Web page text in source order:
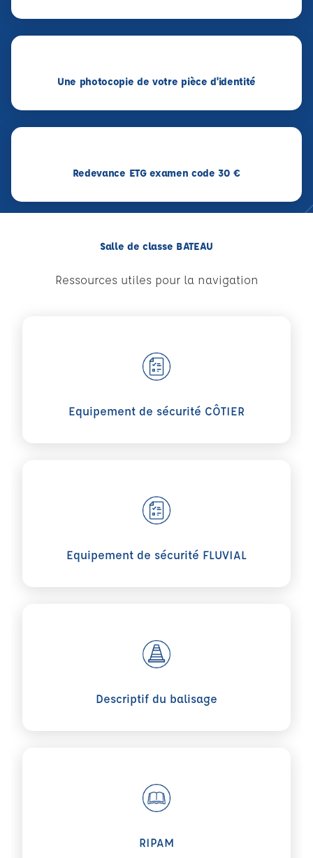
Une photocopie de votre pièce d'identité
Redevance ETG examen code 30 €
Salle de classe BATEAU
Ressources utiles pour la navigation
Equipement de sécurité CÔTIER
Equipement de sécurité FLUVIAL
Descriptif du balisage
RIPAM